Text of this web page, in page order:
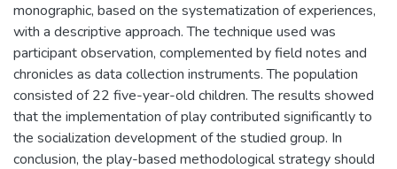
monographic, based on the systematization of experiences,
with a descriptive approach. The technique used was
participant observation, complemented by field notes and
chronicles as data collection instruments. The population
consisted of 22 five-year-old children. The results showed
that the implementation of play contributed significantly to
the socialization development of the studied group. In
conclusion, the play-based methodological strategy should